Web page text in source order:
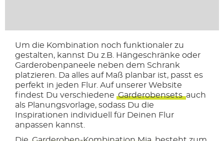
Um die Kombination noch funktionaler zu
gestalten, kannst Du z.B. Hängeschränke oder
Garderobenpaneele neben dem Schrank
platzieren. Da alles auf Maß planbar ist, passt es
perfekt in jeden Flur. Auf unserer Website
findest Du verschiedene Garderobensets auch
als Planungsvorlage, sodass Du die
Inspirationen individuell für Deinen Flur
anpassen kannst.